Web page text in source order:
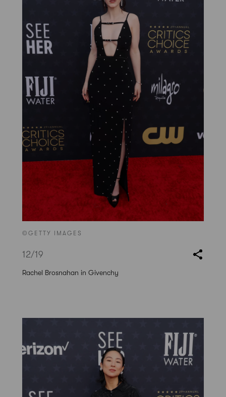
©GETTY IMAGES
12/19
Rachel Brosnahan in Givenchy